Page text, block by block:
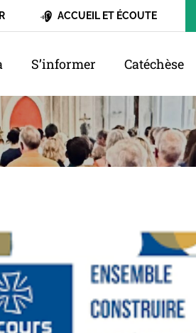
ACCUEIL ET ÉCOUTE
S’informer Catéchèse